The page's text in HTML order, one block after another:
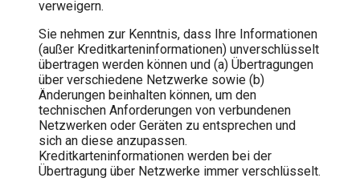
verweigern.
Sie nehmen zur Kenntnis, dass Ihre Informationen
(außer Kreditkarteninformationen) unverschlüsselt
übertragen werden können und (a) Übertragungen
über verschiedene Netzwerke sowie (b)
Änderungen beinhalten können, um den
technischen Anforderungen von verbundenen
Netzwerken oder Geräten zu entsprechen und
sich an diese anzupassen.
Kreditkarteninformationen werden bei der
Übertragung über Netzwerke immer verschlüsselt.